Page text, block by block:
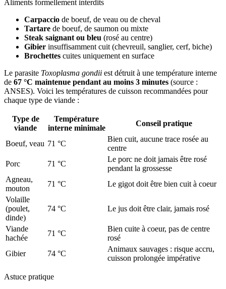
Aliments formellement interdits
Carpaccio de boeuf, de veau ou de cheval
Tartare de boeuf, de saumon ou mixte
Steak saignant ou bleu (rosé au centre)
Gibier insuffisamment cuit (chevreuil, sanglier, cerf, biche)
Brochettes cuites uniquement en surface
Le parasite Toxoplasma gondii est détruit à une température interne
de 67 °C maintenue pendant au moins 3 minutes (source :
ANSES). Voici les températures de cuisson recommandées pour
chaque type de viande :
Type de
viande
Température
interne minimale
Conseil pratique
Boeuf, veau 71 °C
Bien cuit, aucune trace rosée au
centre
Porc
71 °C
Le porc ne doit jamais être rosé
pendant la grossesse
Agneau,
mouton
71 °C
Le gigot doit être bien cuit à coeur
Volaille
(poulet,
dinde)
74 °C Le jus doit être clair, jamais rosé
Viande
hachée
71 °C
Bien cuite à coeur, pas de centre
rosé
Gibier
74 °C
Animaux sauvages : risque accru,
cuisson prolongée impérative
Astuce pratique